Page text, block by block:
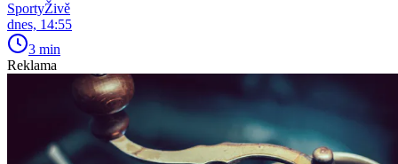
SportyŽivě
dnes, 14:55
3 min
Reklama